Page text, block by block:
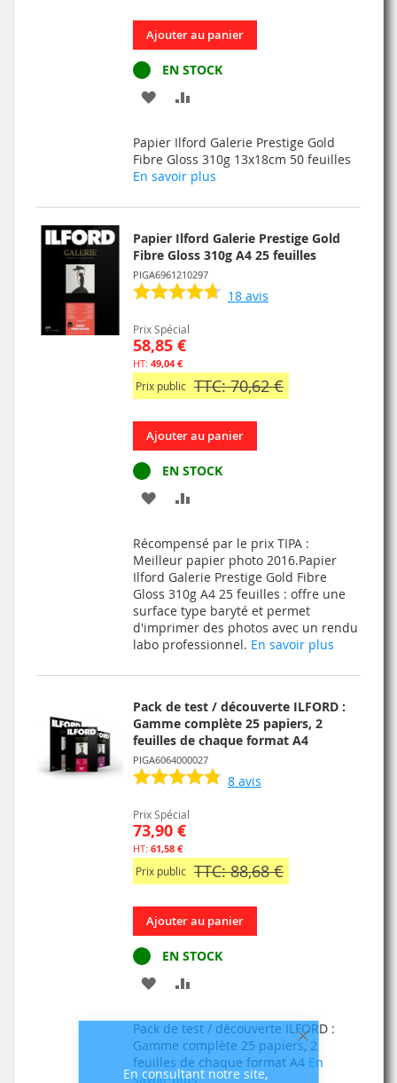
Fermer
En consultant notre site,
Ajouter au panier
EN STOCK
AJOUTER
MA
COMPARATEUR
Papier Ilford Galerie Prestige Gold
Fibre Gloss 310g 13x18cm 50 feuilles
En savoir plus
Papier Ilford Galerie Prestige Gold
Fibre Gloss 310g A4 25 feuilles
PIGA6961210297
18 avis
Prix Spécial
58,85 €
49,04 €
Prix public TTC: 70,62 €
Ajouter au panier
EN STOCK
AJOUTER
MA
LISTE
D’ENVIE
COMPARATEUR
Récompensé par le prix TIPA :
Meilleur papier photo 2016.Papier
Ilford Galerie Prestige Gold Fibre
Gloss 310g A4 25 feuilles : offre une
surface type baryté et permet
d'imprimer des photos avec un rendu
labo professionnel. En savoir plus
Pack de test / découverte ILFORD :
Gamme complète 25 papiers, 2
feuilles de chaque format A4
PIGA6064000027
8 avis
Prix Spécial
73,90 €
61,58 €
Prix public TTC: 88,68 €
Ajouter au panier
EN STOCK
AJOUTER
MA
LISTE
COMPARATEUR
Pack de test / découverte ILFORD :
Gamme complète 25 papiers, 2
feuilles de chaque format A4 En
savoir plus